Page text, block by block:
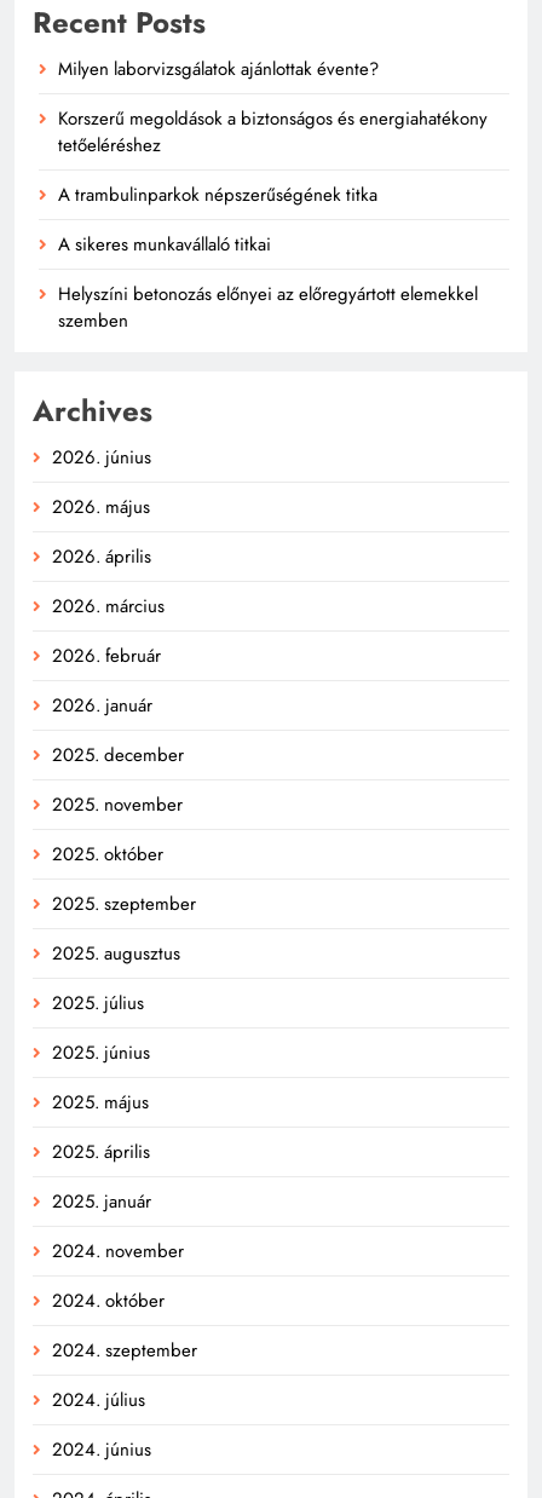
Recent Posts
Milyen laborvizsgálatok ajánlottak évente?
Korszerű megoldások a biztonságos és energiahatékony
tetőeléréshez
A trambulinparkok népszerűségének titka
A sikeres munkavállaló titkai
Helyszíni betonozás előnyei az előregyártott elemekkel
szemben
Archives
2026. június
2026. május
2026. április
2026. március
2026. február
2026. január
2025. december
2025. november
2025. október
2025. szeptember
2025. augusztus
2025. július
2025. június
2025. május
2025. április
2025. január
2024. november
2024. október
2024. szeptember
2024. július
2024. június